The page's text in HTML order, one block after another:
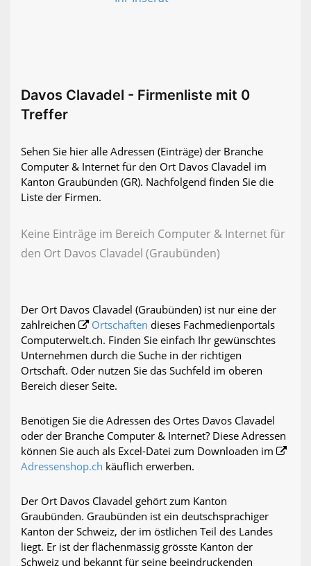
Davos Clavadel - Firmenliste mit 0
Treffer
Sehen Sie hier alle Adressen (Einträge) der Branche
Computer & Internet für den Ort Davos Clavadel im
Kanton Graubünden (GR). Nachfolgend finden Sie die
Liste der Firmen.
Keine Einträge im Bereich Computer & Internet für
den Ort Davos Clavadel (Graubünden)
Der Ort Davos Clavadel (Graubünden) ist nur eine der
zahlreichen
Ortschaften dieses Fachmedienportals
Computerwelt.ch. Finden Sie einfach Ihr gewünschtes
Unternehmen durch die Suche in der richtigen
Ortschaft. Oder nutzen Sie das Suchfeld im oberen
Bereich dieser Seite.
Benötigen Sie die Adressen des Ortes Davos Clavadel
oder der Branche Computer & Internet? Diese Adressen
können Sie auch als Excel-Datei zum Downloaden im
Adressenshop.ch käuflich erwerben.
Der Ort Davos Clavadel gehört zum Kanton
Graubünden. Graubünden ist ein deutschsprachiger
Kanton der Schweiz, der im östlichen Teil des Landes
liegt. Er ist der flächenmässig grösste Kanton der
Schweiz und bekannt für seine beeindruckenden